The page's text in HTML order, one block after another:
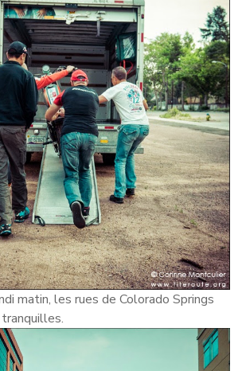
matin, les rues de Colorado Springs